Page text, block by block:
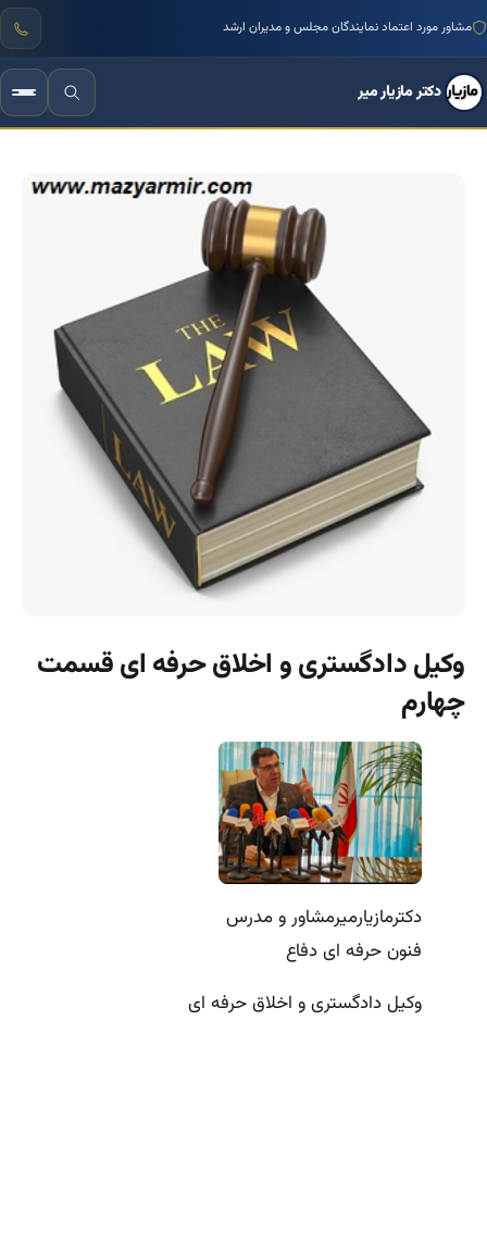
منتور بیش از ۱۰۰۰ کسب‌وکار ایرانی
دکتر مازیار میر
وکیل دادگستری و اخلاق حرفه ای قسمت
چهارم
دکترمازیارمیرمشاور و مدرس
فنون حرفه ای دفاع
وکیل دادگستری و اخلاق حرفه ای